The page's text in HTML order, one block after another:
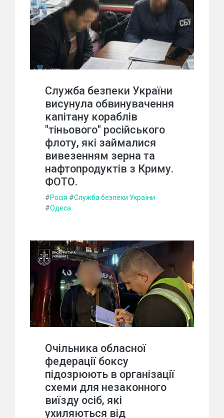
Служба безпеки України
висунула обвинувачення
капітану кораблів
"тіньового" російського
флоту, які займалися
вивезенням зерна та
нафтопродуктів з Криму.
ФОТО.
#Росія #Служба безпеки України
#Одеса
Очільника обласної
федерації боксу
підозрюють в організації
схеми для незаконного
виїзду осіб, які
ухиляються від